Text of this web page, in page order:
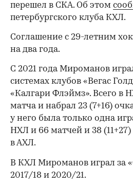
перешел в СКА. Об этом
петербургского клуба КХЛ.
Соглашение с 29-летним
на два года.
С 2021 года Мироманов
системах клубов «Вегас
«Калгари Флэймз». Всего в
матча и набрал 23 (7+16)
у него была только одна
НХЛ и 66 матчей и 38
в АХЛ.
В КХЛ Мироманов играл за
2017/18 и 2020/21.